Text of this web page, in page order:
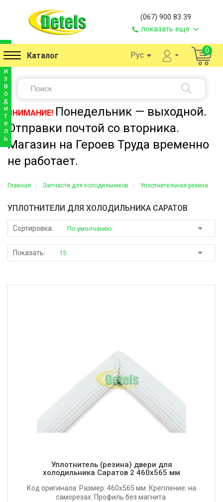
(067) 900 83 39
показать еще
Каталог Рус 0
ВНИМАНИЕ! Понедельник — выходной.
Отправки почтой со вторника.
Магазин на Героев Труда временно
не работает.
Главная Запчасти для холодильников Уплотнительная резина
УПЛОТНИТЕЛИ ДЛЯ ХОЛОДИЛЬНИКА САРАТОВ
Сортировка: По умолчанию
Показать: 15
р
и
з
в
о
д
и
т
е
л
ь
Уплотнитель (резина) двери для
холодильника Саратов 2 460x565 мм
Код оригинала: Размер: 460x565 мм. Крепление: на
саморезах. Профиль без магнита.